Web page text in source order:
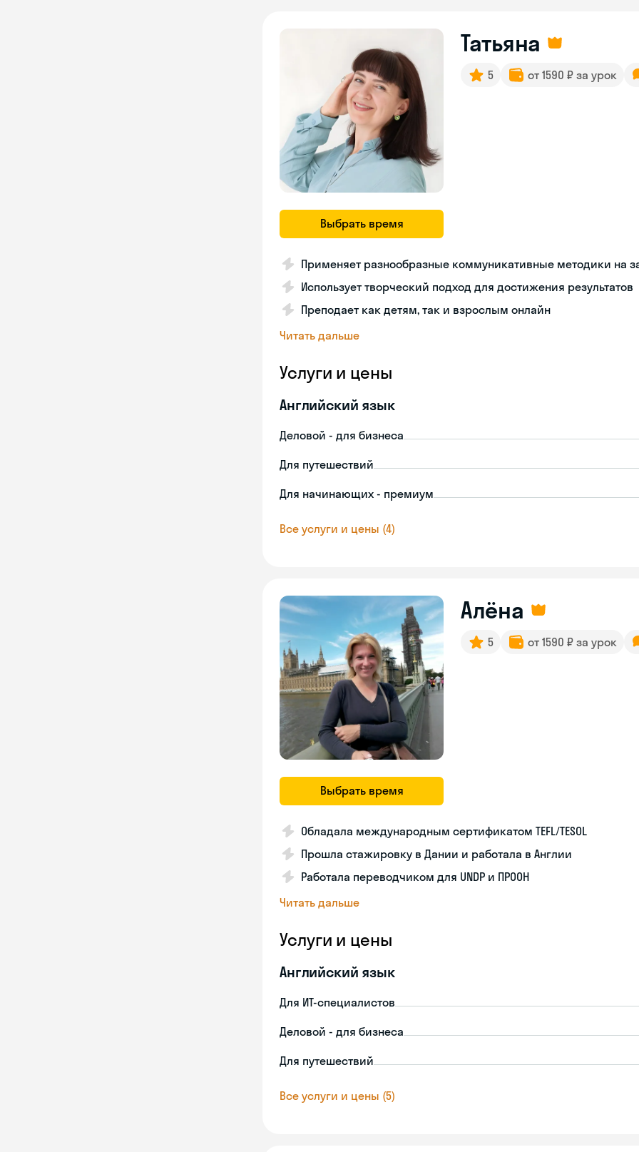
Выбрать время
Татьяна
5 от 1590 ₽ за урок
Применяет разнообразные коммуникативные методики на
Использует творческий подход для достижения результатов
Преподает как детям, так и взрослым онлайн
Читать дальше
Услуги и цены
Английский язык
Деловой - для бизнеса
Для путешествий
Для начинающих - премиум
Все услуги и цены (4)
Выбрать время
Алёна
5 от 1590 ₽ за урок
Обладала международным сертификатом TEFL/TESOL
Прошла стажировку в Дании и работала в Англии
Работала переводчиком для UNDP и ПРООН
Читать дальше
Услуги и цены
Английский язык
Для ИТ-специалистов
Деловой - для бизнеса
Для путешествий
Все услуги и цены (5)